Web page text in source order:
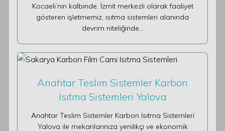
Kocaeli’nin kalbinde, İzmit merkezli olarak faaliyet
gösteren işletmemiz, ısıtma sistemleri alanında
devrim niteliğinde…
Anahtar Teslim Sistemler Karbon
Isıtma Sistemleri Yalova
Anahtar Teslim Sistemler Karbon Isıtma Sistemleri
Yalova ile mekanlarınıza yenilikçi ve ekonomik